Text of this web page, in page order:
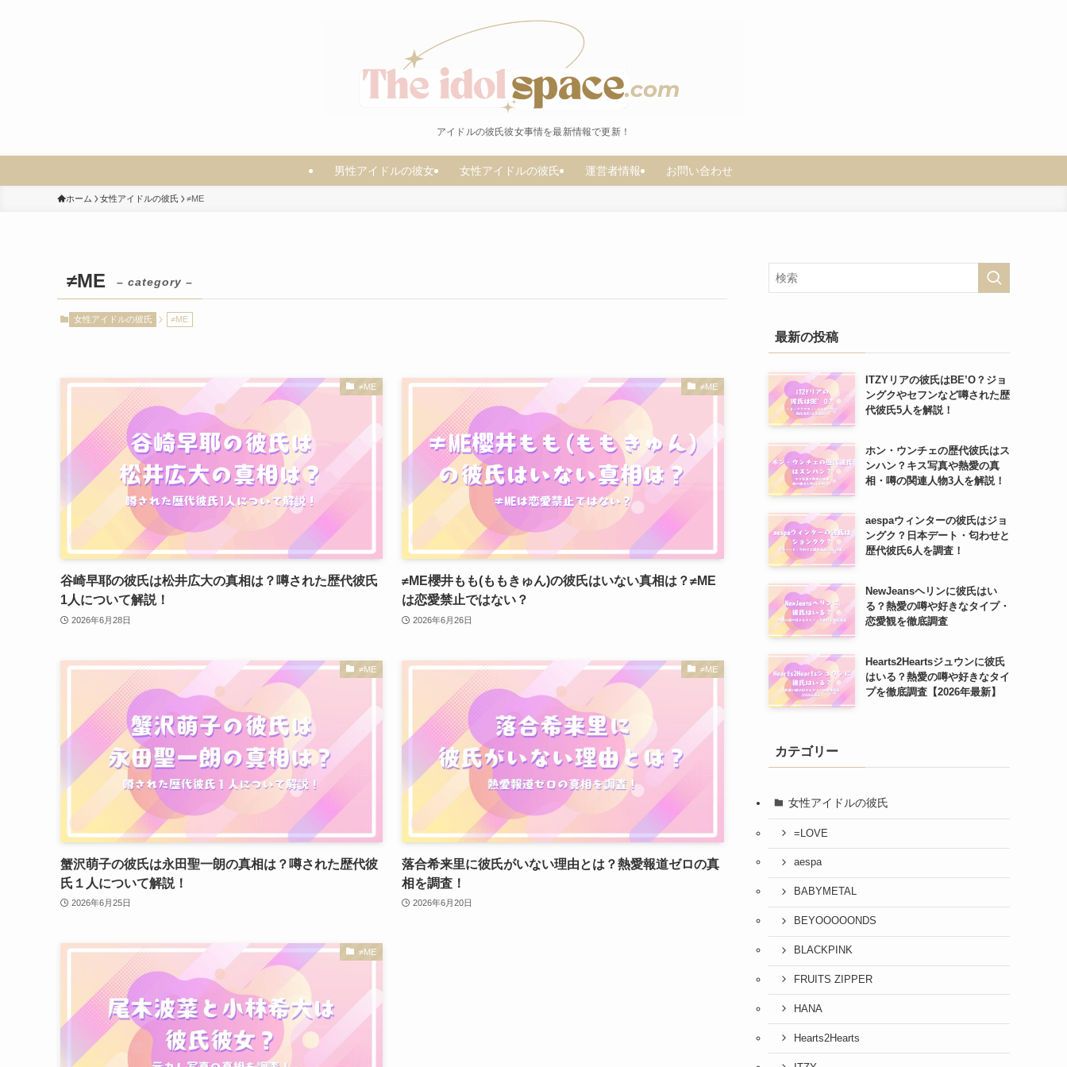
アイドルの彼氏彼女事情を最新情報で更新！
男性アイドルの彼女 女性アイドルの彼氏 運営者情報 お問い合わせ
ホーム 女性アイドルの彼氏 ≠ME
≠ME – category –
女性アイドルの彼氏 ≠ME
≠ME
谷崎早耶の彼氏は松井広大の真相は？噂された歴代彼氏
1人について解説！
2026年6月28日
≠ME
≠ME櫻井もも(ももきゅん)の彼氏はいない真相は？≠ME
は恋愛禁止ではない？
2026年6月26日
≠ME
蟹沢萌子の彼氏は永田聖一朗の真相は？噂された歴代彼
氏１人について解説！
2026年6月25日
≠ME
落合希来里に彼氏がいない理由とは？熱愛報道ゼロの真
相を調査！
2026年6月20日
≠ME
最新の投稿
ITZYリアの彼氏はBE’O？ジョ
ングクやセフンなど噂された歴
代彼氏5人を解説！
ホン・ウンチェの歴代彼氏はス
ンハン？キス写真や熱愛の真
相・噂の関連人物3人を解説！
aespaウィンターの彼氏はジョ
ングク？日本デート・匂わせと
歴代彼氏6人を調査！
NewJeansヘリンに彼氏はい
る？熱愛の噂や好きなタイプ・
恋愛観を徹底調査
Hearts2Heartsジュウンに彼氏
はいる？熱愛の噂や好きなタイ
プを徹底調査【2026年最新】
カテゴリー
女性アイドルの彼氏
=LOVE
aespa
BABYMETAL
BEYOOOOONDS
BLACKPINK
FRUITS ZIPPER
HANA
Hearts2Hearts